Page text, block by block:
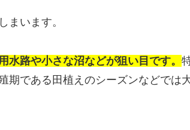
まいます。
路や小さな沼などが狙い目です。
期である田植えのシーズンなどでは